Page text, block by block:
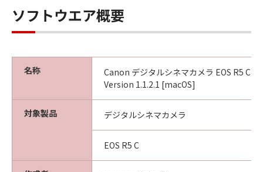
きまたはその他の手段により「許諾ソフト
ウェア」に係る所有権および知的財産権を
ヤノンがかかる権利を保持するものである
ことを、ここに同意するものとします。
輸出制限
お客様は、該当国のすべての適用可能な輸
出管理法規や規則に従うものとし、また、
かかる法規や規則に違反して「許諾ソフト
ウェア」をいかなる国へ直接もしくは間接
ソフトウエア概要
名称
Canon デジタルシネマカメラ EOS R5 C
Version 1.1.2.1 [macOS]
対象製品 デジタルシネマカメラ
EOS R5 C